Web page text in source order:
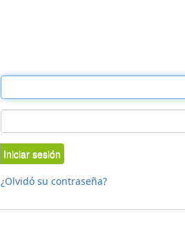
Iniciar sesión
¿Olvidó su contraseña?